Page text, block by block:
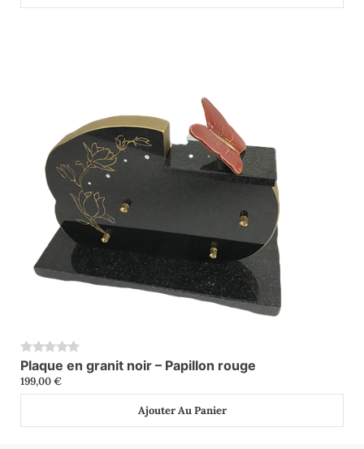
0
Plaque en granit noir – Papillon rouge
199,00€
Ajouter Au Panier